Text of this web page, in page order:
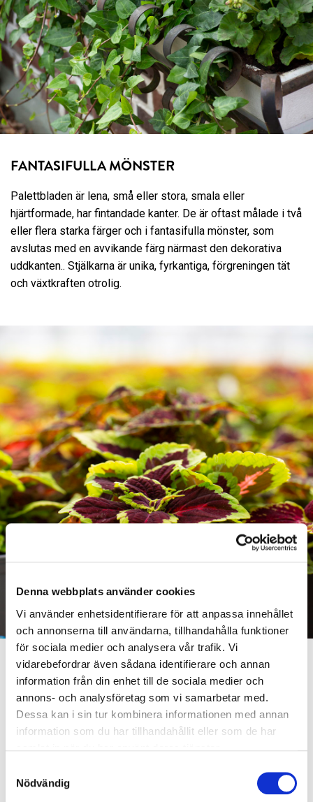
Denna webbplats använder cookies
Vi använder enhetsidentifierare för att anpassa innehållet
och annonserna till användarna, tillhandahålla funktioner
för sociala medier och analysera vår trafik. Vi
vidarebefordrar även sådana identifierare och annan
information från din enhet till de sociala medier och
annons- och analysföretag som vi samarbetar med.
Dessa kan i sin tur kombinera informationen med annan
information som du har tillhandahållit eller som de har
Nödvändig
FANTASIFULLA MÖNSTER
Palettbladen är lena, små eller stora, smala eller
hjärtformade, har fintandade kanter. De är oftast målade i två
eller flera starka färger och i fantasifulla mönster, som
avslutas med en avvikande färg närmast den dekorativa
uddkanten.. Stjälkarna är unika, fyrkantiga, förgreningen tät
och växtkraften otrolig.
HANTVERKET
Planteringsmaskiner i all ära, de hjälper oss
trädgårdsmästare i de mest enformiga momenten. Men det
är den där sista lilla handpåläggningen som är så avgörande
planta, vi skall vara stolta över den kvalitet vi levererar.